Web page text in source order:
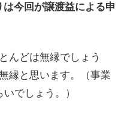
今回が譲渡益による申
んどは無縁でしょう
縁と思います。（事業
でしょう。）